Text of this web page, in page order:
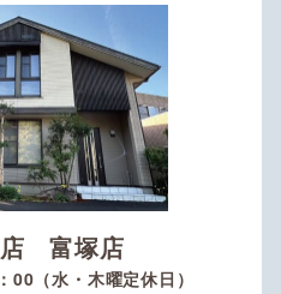
富塚店
（水・木曜定休日）